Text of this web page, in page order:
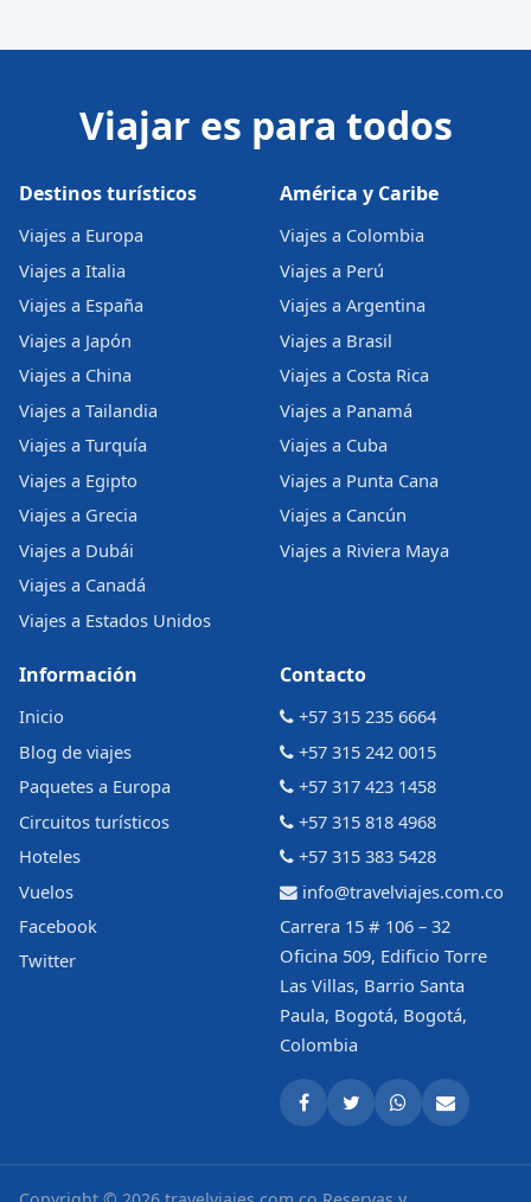
Viajar es para todos
Destinos turísticos
Viajes a Europa
Viajes a Italia
Viajes a España
Viajes a Japón
Viajes a China
Viajes a Tailandia
Viajes a Turquía
Viajes a Egipto
Viajes a Grecia
Viajes a Dubái
Viajes a Canadá
Viajes a Estados Unidos
América y Caribe
Viajes a Colombia
Viajes a Perú
Viajes a Argentina
Viajes a Brasil
Viajes a Costa Rica
Viajes a Panamá
Viajes a Cuba
Viajes a Punta Cana
Viajes a Cancún
Viajes a Riviera Maya
Información
Inicio
Blog de viajes
Paquetes a Europa
Circuitos turísticos
Hoteles
Vuelos
Facebook
Twitter
Contacto
+57 315 235 6664
+57 315 242 0015
+57 317 423 1458
+57 315 818 4968
+57 315 383 5428
info@travelviajes.com.co
Carrera 15 # 106 – 32
Oficina 509, Edificio Torre
Las Villas, Barrio Santa
Paula, Bogotá, Bogotá,
Colombia